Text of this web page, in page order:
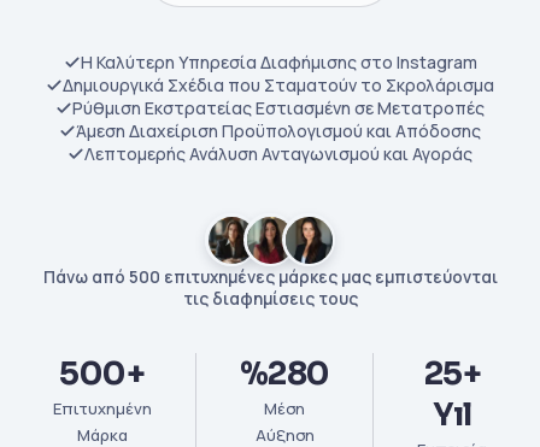
Η Καλύτερη Υπηρεσία Διαφήμισης στο Instagram
Δημιουργικά Σχέδια που Σταματούν το Σκρολάρισμα
Ρύθμιση Εκστρατείας Εστιασμένη σε Μετατροπές
Άμεση Διαχείριση Προϋπολογισμού και Απόδοσης
Λεπτομερής Ανάλυση Ανταγωνισμού και Αγοράς
Πάνω από 500 επιτυχημένες μάρκες μας εμπιστεύονται
τις διαφημίσεις τους
500+
Επιτυχημένη
Μάρκα
%280
Μέση
Αύξηση
25+
Yıl